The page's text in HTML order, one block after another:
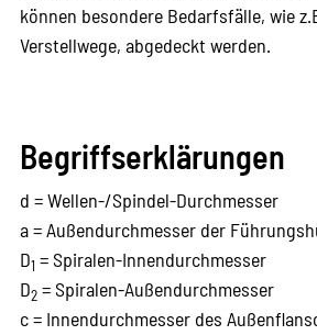
können besondere Bedarfsfälle, wie
Verstellwege, abgedeckt werden.
Begriffserklärungen
d = Wellen-/Spindel-Durchmesser
a = Außendurchmesser der
D1 = Spiralen-Innendurchmesser
D2= Spiralen-Außendurchmesser
c = Innendurchmesser des